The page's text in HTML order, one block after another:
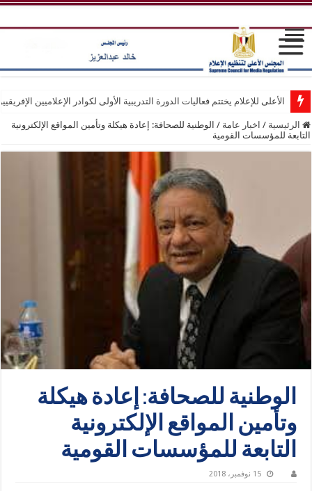
الأعلى للإعلام يختتم فعاليات الدورة التدريبية الأولى لكوادر الإعلاميين
الرئيسية / اخبار عامة / الوطنية للصحافة: إعادة هيكلة وتأمين المواقع الإلكترونية
التابعة للمؤسسات القومية
الوطنية للصحافة: إعادة هيكلة
وتأمين المواقع الإلكترونية
التابعة للمؤسسات القومية
15 نوفمبر، 2018